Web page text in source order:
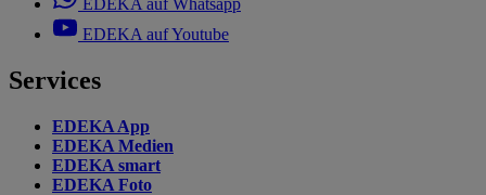
EDEKA auf Whatsapp
EDEKA auf Youtube
Services
EDEKA App
EDEKA Medien
EDEKA smart
EDEKA Foto